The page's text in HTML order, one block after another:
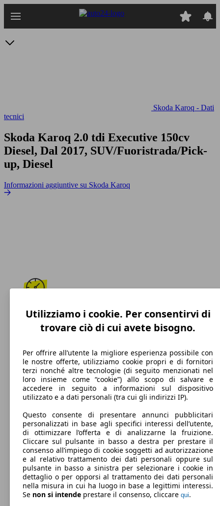
Skoda Karoq - Dati
tecnici
Skoda Karoq 2.0 tdi Executive 150cv
Diesel, Dal 2017, SUV/Fuoristrada/Pick-
up, Diesel
Informazioni aggiuntive su Skoda Karoq
203 km/h
Velocità massima
Diesel
Carburante
120 g/km
Emissioni di CO2 (combinato)*
Utilizziamo i cookie. Per consentirvi di
trovare ciò di cui avete bisogno.
Per offrire all’utente la migliore esperienza possibile con
le nostre offerte, utilizziamo cookie propri e di fornitori
terzi nonché altre tecnologie (di seguito menzionati nel
loro insieme come “cookie”) allo scopo di salvare e
accedere in seguito a informazioni sul dispositivo
utilizzato e a dati personali (tra cui gli indirizzi IP).
Questo consente di presentare annunci pubblicitari
personalizzati in base agli specifici interessi dell’utente,
di ottimizzare l’offerta e di analizzarne la fruizione.
Cliccare sul pulsante in basso a destra per prestare il
consenso all’impiego di cookie soggetti ad autorizzazione
e al relativo trattamento dei dati personali oppure sul
pulsante in basso a sinistra per selezionare i cookie in
dettaglio o per opporsi al trattamento dei dati personali
nella misura in cui ha luogo in base a legittimi interessi.
Se non si intende prestare il consenso, cliccare qui.